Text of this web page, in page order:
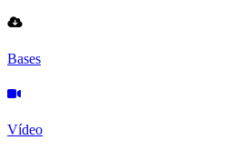
Bases
Vídeo